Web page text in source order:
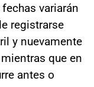
variarán
registrarse
y nuevamente
que en
antes o